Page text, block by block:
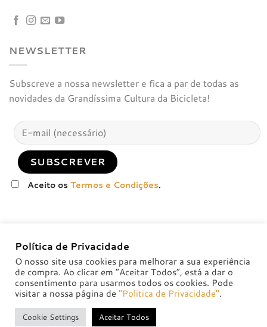
NEWSLETTER
Subscreve a nossa newsletter e fica a par de todas as
novidades da Grandíssima Cultura da Bicicleta!
Aceito osTermos e Condições.
POLÍTICAS DE TROCA E DEVOLUÇÃO
Política de Privacidade
O nosso site usa cookies para melhorar a sua experiência
de compra. Ao clicar em “Aceitar Todos”, está a dar o
consentimento para usarmos todos os cookies. Pode
visitar a nossa página de"Politica de Privacidade".
Cookie Settings Aceitar Todos